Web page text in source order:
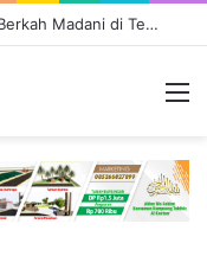
Rutinitas Jum’at Berkah PT.Potensi Berkah Madani di Tebo, Salurkan Bantuan ke Masyarakat